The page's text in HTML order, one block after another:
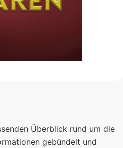
Überblick rund um die
gebündelt und